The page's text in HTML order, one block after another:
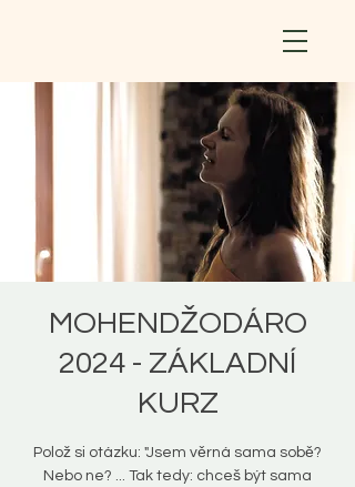
MOHENDŽODÁRO
2024 - ZÁKLADNÍ
KURZ
Polož si otázku: "Jsem věrná sama sobě?
Nebo ne? ... Tak tedy: chceš být sama